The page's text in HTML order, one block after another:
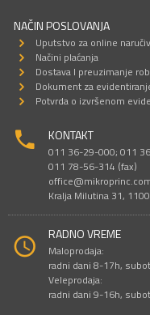
NAČIN POSLOVANJA
Uputstvo za online
Načini plaćanja
Dostava I preuzimanje
Dokument za
Potvrda o izvršenom
KONTAKT
011 36-29-000; 011
011 78-56-314 (fax)
Kralja Milutina 31,
RADNO VREME
Maloprodaja:
radni dani 8-17h,
Veleprodaja:
radni dani 9-16h,